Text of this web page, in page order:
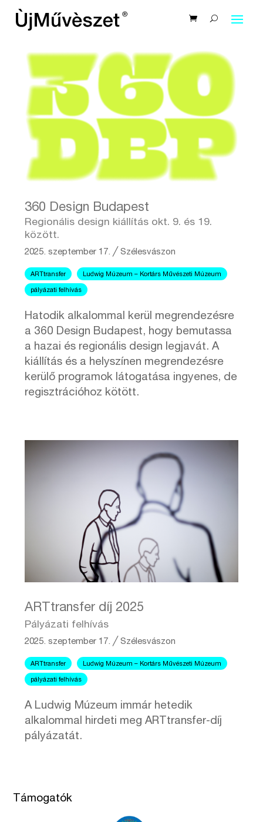
360 Design Budapest
Regionális design kiállítás okt. 9. és 19.
között.
2025. szeptember 17. ╱Szélesvászon
ARTtransfer Ludwig Múzeum – Kortárs Művészeti Múzeum
pályázati felhívás
Hatodik alkalommal kerül megrendezésre
a 360 Design Budapest, hogy bemutassa
a hazai és regionális design legjavát. A
kiállítás és a helyszínen megrendezésre
kerülő programok látogatása ingyenes, de
regisztrációhoz kötött.
ARTtransfer díj 2025
Pályázati felhívás
2025. szeptember 17. ╱Szélesvászon
ARTtransfer Ludwig Múzeum – Kortárs Művészeti Múzeum
pályázati felhívás
A Ludwig Múzeum immár hetedik
alkalommal hirdeti meg ARTtransfer-díj
pályázatát.
Támogatók